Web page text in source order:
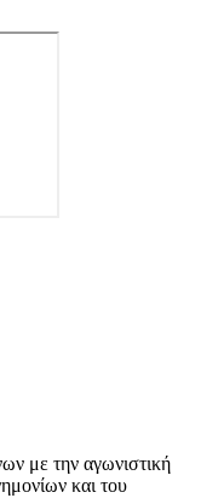
με την αγωνιστική
και του